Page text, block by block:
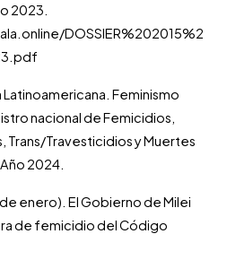
2023.
DOSSIER%202015%2
Latinoamericana. Feminismo
nacional de Femicidios,
Trans/Travesticidios y Muertes
2024.
enero). El Gobierno de Milei
de femicidio del Código